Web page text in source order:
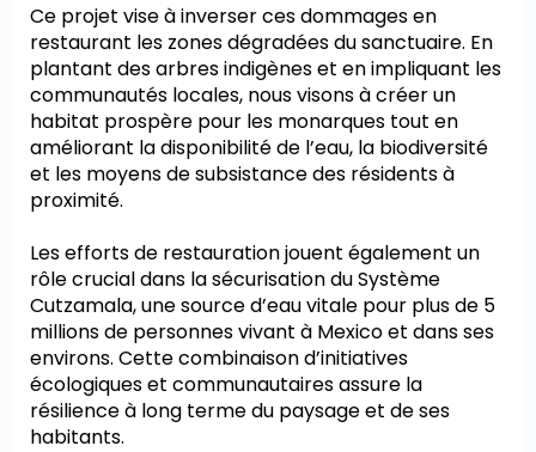
Ce projet vise à inverser ces dommages en
restaurant les zones dégradées du sanctuaire. En
plantant des arbres indigènes et en impliquant les
communautés locales, nous visons à créer un
habitat prospère pour les monarques tout en
améliorant la disponibilité de l’eau, la biodiversité
et les moyens de subsistance des résidents à
proximité.
Les efforts de restauration jouent également un
rôle crucial dans la sécurisation du Système
Cutzamala, une source d’eau vitale pour plus de 5
millions de personnes vivant à Mexico et dans ses
environs. Cette combinaison d’initiatives
écologiques et communautaires assure la
résilience à long terme du paysage et de ses
habitants.